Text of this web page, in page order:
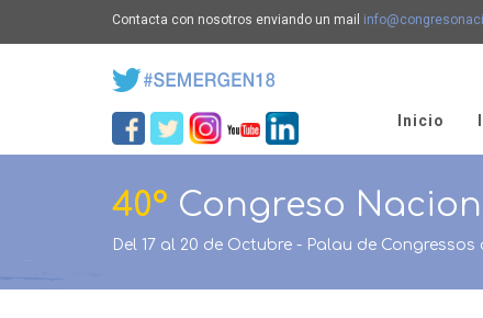
Contacta con nosotros enviando un mail
Inicio
40º Congreso
Del 17 al 20 de Octubre - Palau de Congressos